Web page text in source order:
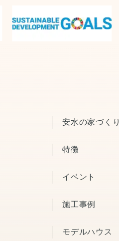
安水の家づくり
特徴
イベント
施工事例
モデルハウス